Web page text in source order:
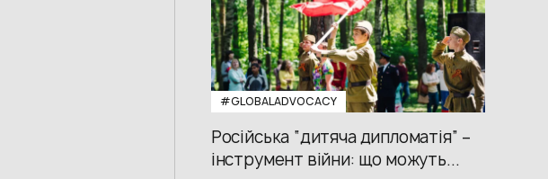
#GLOBALADVOCACY
Російська “дитяча дипломатія” –
інструмент війни: що можуть...